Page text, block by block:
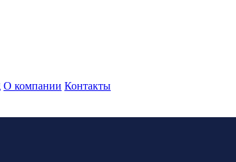
О компании Контакты